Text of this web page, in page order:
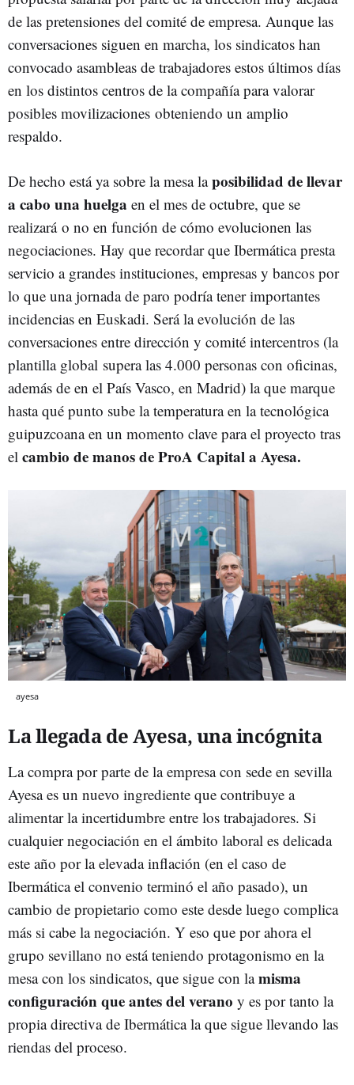
de las pretensiones del comité de empresa. Aunque las
conversaciones siguen en marcha, los sindicatos han
convocado asambleas de trabajadores estos últimos días
en los distintos centros de la compañía para valorar
posibles movilizaciones obteniendo un amplio
respaldo.
De hecho está ya sobre la mesa laposibilidad de llevar
a cabo una huelga en el mes de octubre, que se
realizará o no en función de cómo evolucionen las
negociaciones. Hay que recordar que Ibermática presta
servicio a grandes instituciones, empresas y bancos por
lo que una jornada de paro podría tener importantes
incidencias en Euskadi. Será la evolución de las
conversaciones entre dirección y comité intercentros (la
plantilla global supera las 4.000 personas con oficinas,
además de en el País Vasco, en Madrid) la que marque
hasta qué punto sube la temperatura en la tecnológica
guipuzcoana en un momento clave para el proyecto tras
el cambio de manos de ProA Capital a Ayesa.
ayesa
La llegada de Ayesa, una incógnita
La compra por parte de la empresa con sede en sevilla
Ayesa es un nuevo ingrediente que contribuye a
alimentar la incertidumbre entre los trabajadores. Si
cualquier negociación en el ámbito laboral es delicada
este año por la elevada inflación (en el caso de
Ibermática el convenio terminó el año pasado), un
cambio de propietario como este desde luego complica
más si cabe la negociación. Y eso que por ahora el
grupo sevillano no está teniendo protagonismo en la
mesa con los sindicatos, que sigue con lamisma
configuración que antes del verano y es por tanto la
propia directiva de Ibermática la que sigue llevando las
riendas del proceso.